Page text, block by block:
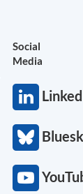
Social
Media